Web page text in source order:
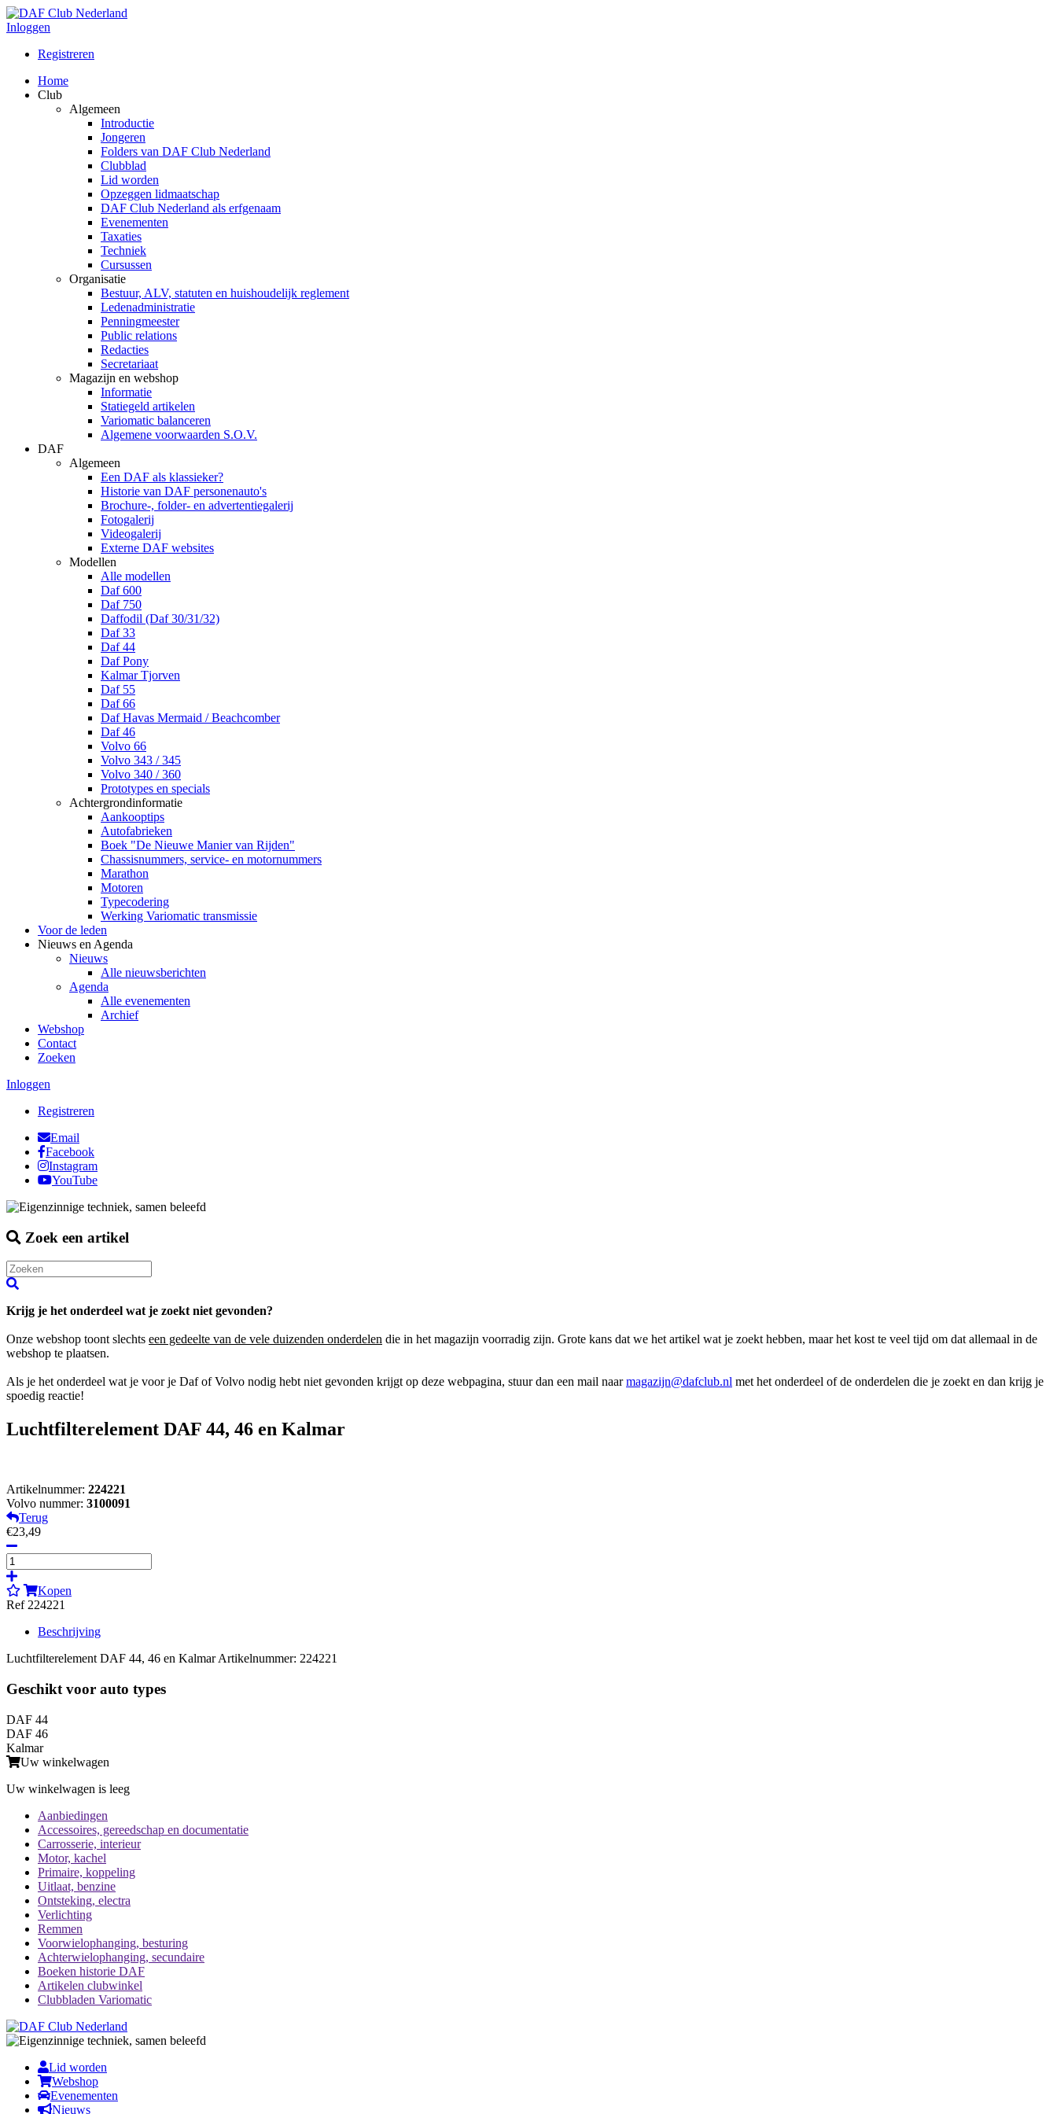
Inloggen
Registreren
Home
Club
Algemeen
Introductie
Jongeren
Folders van DAF Club Nederland
Clubblad
Lid worden
Opzeggen lidmaatschap
DAF Club Nederland als erfgenaam
Evenementen
Taxaties
Techniek
Cursussen
Organisatie
Bestuur, ALV, statuten en huishoudelijk reglement
Ledenadministratie
Penningmeester
Public relations
Redacties
Secretariaat
Magazijn en webshop
Informatie
Statiegeld artikelen
Variomatic balanceren
Algemene voorwaarden S.O.V.
DAF
Algemeen
Een DAF als klassieker?
Historie van DAF personenauto's
Brochure-, folder- en advertentiegalerij
Fotogalerij
Videogalerij
Externe DAF websites
Modellen
Alle modellen
Daf 600
Daf 750
Daffodil (Daf 30/31/32)
Daf 33
Daf 44
Daf Pony
Kalmar Tjorven
Daf 55
Daf 66
Daf Havas Mermaid / Beachcomber
Daf 46
Volvo 66
Volvo 343 / 345
Volvo 340 / 360
Prototypes en specials
Achtergrondinformatie
Aankooptips
Autofabrieken
Boek "De Nieuwe Manier van Rijden"
Chassisnummers, service- en motornummers
Marathon
Motoren
Typecodering
Werking Variomatic transmissie
Voor de leden
Nieuws en Agenda
Nieuws
Alle nieuwsberichten
Agenda
Alle evenementen
Archief
Webshop
Contact
Zoeken
Inloggen
Registreren
Email
Facebook
Instagram
YouTube
Zoek een artikel
Krijg je het onderdeel wat je zoekt niet gevonden?
Onze webshop toont slechts een gedeelte van de vele duizenden onderdelen die in het magazijn voorradig zijn. Grote kans dat we het artikel wat je zoekt hebben, maar het kost te veel tijd om dat allemaal in de
webshop te plaatsen.
Als je het onderdeel wat je voor je Daf of Volvo nodig hebt niet gevonden krijgt op deze webpagina, stuur dan een mail naarmagazijn@dafclub.nl met het onderdeel of de onderdelen die je zoekt en dan krijg je
spoedig reactie!
Luchtfilterelement DAF 44, 46 en Kalmar
Artikelnummer: 224221
Volvo nummer: 3100091
Terug
€23,49
Kopen
Ref 224221
Beschrijving
Luchtfilterelement DAF 44, 46 en Kalmar Artikelnummer: 224221
Geschikt voor auto types
DAF 44
DAF 46
Kalmar
Uw winkelwagen
Uw winkelwagen is leeg
Aanbiedingen
Accessoires, gereedschap en documentatie
Carrosserie, interieur
Motor, kachel
Primaire, koppeling
Uitlaat, benzine
Ontsteking, electra
Verlichting
Remmen
Voorwielophanging, besturing
Achterwielophanging, secundaire
Boeken historie DAF
Artikelen clubwinkel
Clubbladen Variomatic
Lid worden
Webshop
Evenementen
Nieuws